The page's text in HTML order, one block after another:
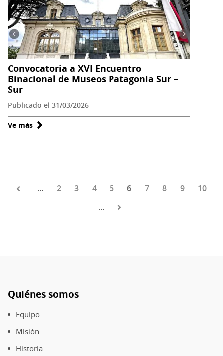
su
cartelera
de
abril
con
actividades
para
la
comunidad
Convocatoria a XVI Encuentro
Binacional de Museos Patagonia Sur –
Sur
Publicado el 31/03/2026
Ve más sobre
Binacional
… Página
2 Página
3 Página
4 Página
5
Página
6 Página
7 Página
8 Página
9 Página
10
…
Pie
de
página
Quiénes somos
Equipo
Misión
Historia